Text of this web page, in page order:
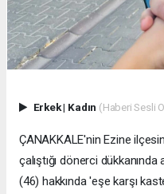
Erkek| Kadın (Haberi Sesli
ÇANAKKALE'nin Ezine
çalıştığı dönerci
(46) hakkında 'eşe karşı